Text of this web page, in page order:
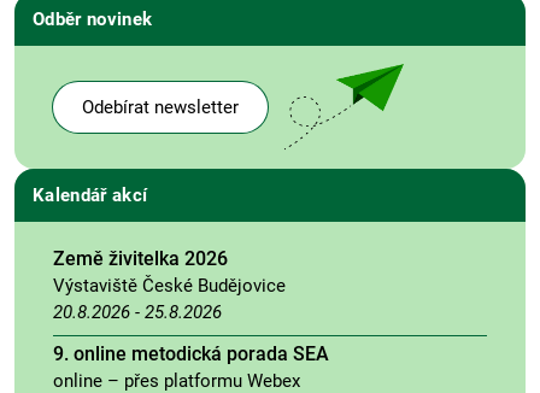
Odběr novinek
Odebírat newsletter
Kalendář akcí
Země živitelka 2026
Výstaviště České Budějovice
20.8.2026 - 25.8.2026
9. online metodická porada SEA
online – přes platformu Webex